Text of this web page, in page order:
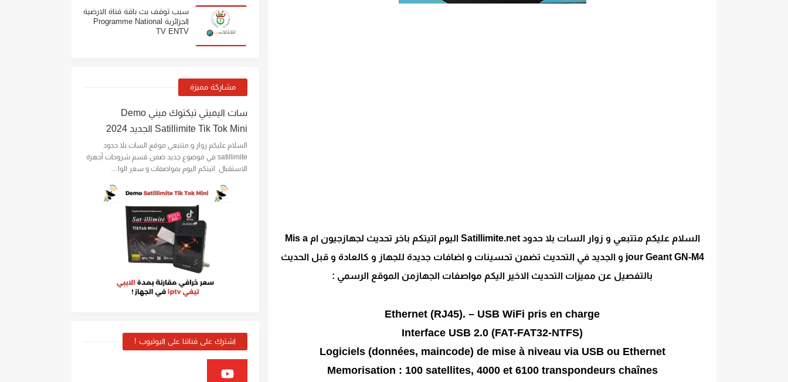
السلام عليكم متتبعي و زوار السات بلا حدود Satillimite.net اليوم اتيتكم باخر تحديث لجهازجيون ام Mis a
jour Geant GN-M4 و الجديد في التحديث تضمن تحسينات و اضافات جديدة للجهاز و كالعادة و قبل الحديث
بالتفصيل عن مميزات التحديث الاخير اليكم مواصفات الجهازمن الموقع الرسمي :
Ethernet (RJ45). – USB WiFi pris en charge
Interface USB 2.0 (FAT-FAT32-NTFS)
Logiciels (données, maincode) de mise à niveau via USB ou Ethernet
Memorisation : 100 satellites, 4000 et 6100 transpondeurs chaînes
سبب توقف بث باقة قناة الارضية
الجزائرية Programme National
TV ENTV
مشاركة مميزة
سات اليميتي تيكتوك ميني Demo
Satillimite Tik Tok Mini الجديد 2024
السلام عليكم زوار و متتبعي موقع السات بلا حدود
satillimite في موضوع جديد ضمن قسم شروحات أجهزة
الاستقبال اتيتكم اليوم بمواصفات و سعر الوا…
اشترك على قناتنا على اليوتيوب !